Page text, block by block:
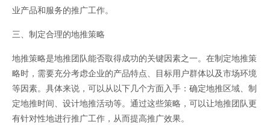
业产品和服务的推广工作。
三、制定合理的地推策略
地推策略是地推团队能否取得成功的关键因素之一。在制定地推策
略时，需要充分考虑企业的产品特点、目标用户群体以及市场环境
等因素。具体来说，可以从以下几个方面入手：确定地推区域、制
定地推时间、设计地推活动等。通过这些策略，可以让地推团队更
有针对性地进行推广工作，从而提高推广效果。